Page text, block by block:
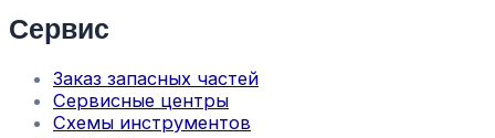
Сервис
Заказ запасных частей
Сервисные центры
Схемы инструментов